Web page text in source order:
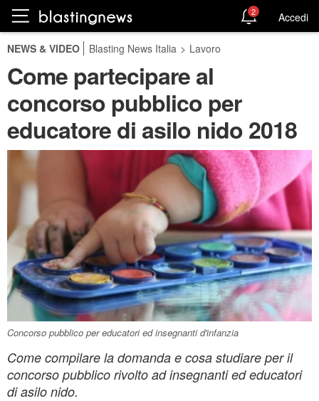
2 Accedi
NEWS & VIDEO Blasting News Italia > Lavoro
Come partecipare al
concorso pubblico per
educatore di asilo nido 2018
Concorso pubblico per educatori ed insegnanti d'infanzia
Come compilare la domanda e cosa studiare per il
concorso pubblico rivolto ad insegnanti ed educatori
di asilo nido.